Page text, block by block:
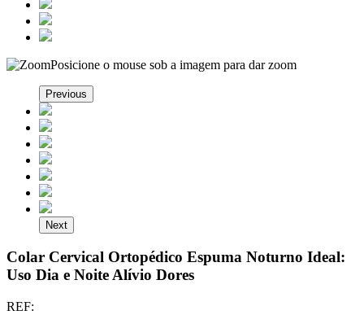
Posicione o mouse sob a imagem para dar zoom
Previous
Next
Colar Cervical Ortopédico Espuma Noturno Ideal:
Uso Dia e Noite Alívio Dores
REF: